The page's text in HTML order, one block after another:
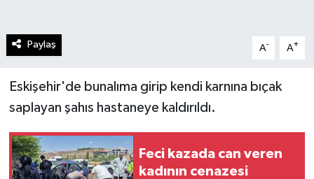
Paylaş A- A+
Eskişehir'de bunalıma girip kendi karnına bıçak
saplayan şahıs hastaneye kaldırıldı.
Feci kazada can veren
kadının cenazesi